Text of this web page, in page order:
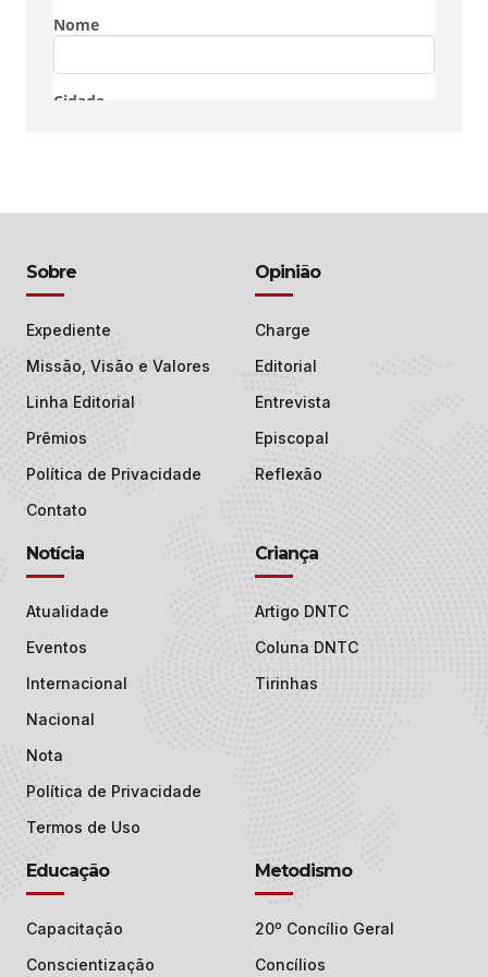
Sobre
Expediente
Missão, Visão e Valores
Linha Editorial
Prêmios
Política de Privacidade
Contato
Opinião
Charge
Editorial
Entrevista
Episcopal
Reflexão
Notícia
Atualidade
Eventos
Internacional
Nacional
Nota
Política de Privacidade
Termos de Uso
Criança
Artigo DNTC
Coluna DNTC
Tirinhas
Educação
Capacitação
Conscientização
Metodismo
20º Concílio Geral
Concílios